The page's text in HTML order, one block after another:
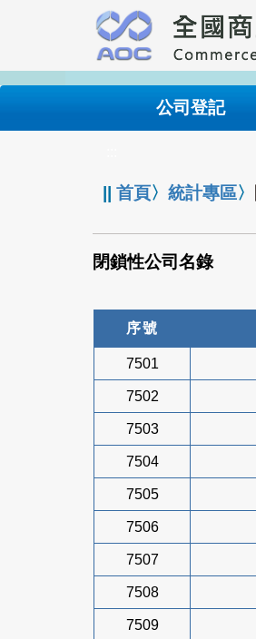
要
內
公司登記
||首頁〉統計專區〉
閉鎖性公司名錄
序號
7501
7502
7503
7504
7505
7506
7507
7508
7509